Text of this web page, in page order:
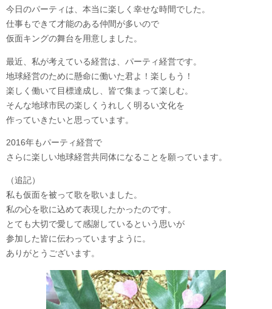
今日のパーティは、本当に楽しく幸せな時間でした。
仕事もできて才能のある仲間が多いので
仮面キングの舞台を用意しました。
最近、私が考えている経営は、パーティ経営です。
地球経営のために懸命に働いた君よ！楽しもう！
楽しく働いて目標達成し、皆で集まって楽しむ。
そんな地球市民の楽しくうれしく明るい文化を
作っていきたいと思っています。
2016年もパーティ経営で
さらに楽しい地球経営共同体になることを願っています。
（追記）
私も仮面を被って歌を歌いました。
私の心を歌に込めて表現したかったのです。
とても大切で愛して感謝しているという思いが
参加した皆に伝わっていますように。
ありがとうございます。